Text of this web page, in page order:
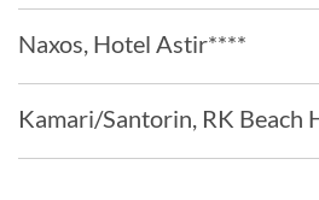
Naxos, Hotel Astir****
Kamari/Santorin, RK Beach